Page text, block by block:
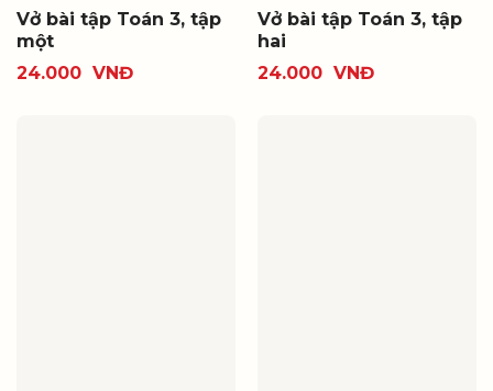
Vở bài tập Toán 3, tập
một
24.000 VNĐ
Vở bài tập Toán 3, tập
hai
24.000 VNĐ